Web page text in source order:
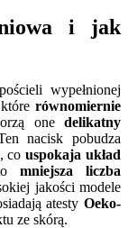
i jak
wypełnionej
równomiernie
onedelikatny
nacisk pobudza
, couspokaja układ
mniejsza liczba
jakości modele
atestyOeko-
ze skórą.